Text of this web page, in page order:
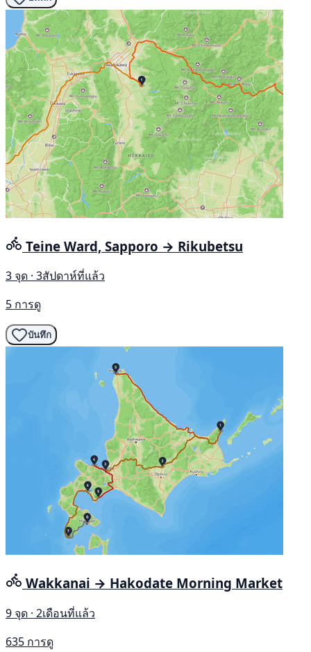
Teine Ward, Sapporo → Rikubetsu
3 จุด · 3สัปดาห์ที่แล้ว
5 การดู
บันทึก
Wakkanai → Hakodate Morning Market
9 จุด · 2เดือนที่แล้ว
635 การดู